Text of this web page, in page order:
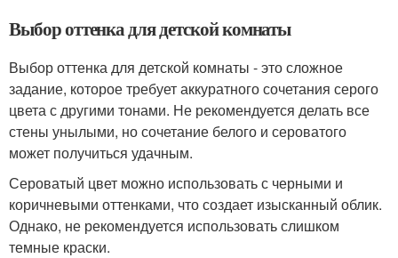
Выбор оттенка для детской комнаты
Выбор оттенка для детской комнаты - это сложное
задание, которое требует аккуратного сочетания серого
цвета с другими тонами. Не рекомендуется делать все
стены унылыми, но сочетание белого и сероватого
может получиться удачным.
Сероватый цвет можно использовать с черными и
коричневыми оттенками, что создает изысканный облик.
Однако, не рекомендуется использовать слишком
темные краски.